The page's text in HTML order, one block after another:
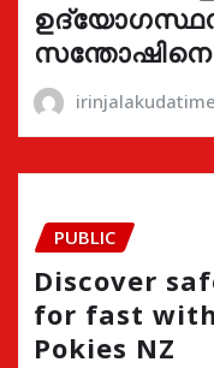
സന്തോഷിനെ
PUBLIC
Discover
for fast
Pokies NZ